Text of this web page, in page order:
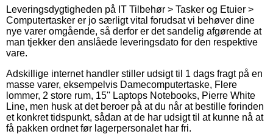
Leveringsdygtigheden på IT Tilbehør > Tasker og Etuier >
Computertasker er jo særligt vital forudsat vi behøver dine
nye varer omgående, så derfor er det sandelig afgørende at
man tjekker den anslåede leveringsdato for den respektive
vare.
Adskillige internet handler stiller udsigt til 1 dags fragt på en
masse varer, eksempelvis Damecomputertaske, Flere
lommer, 2 store rum, 15'' Laptops Notebooks, Pierre White
Line, men husk at det beroer på at du når at bestille forinden
et konkret tidspunkt, sådan at de har udsigt til at kunne nå at
få pakken ordnet før lagerpersonalet har fri.